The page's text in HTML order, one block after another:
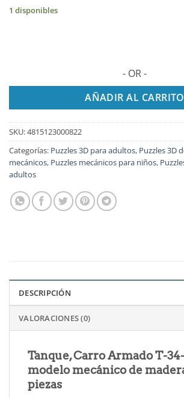
1 disponibles
- OR -
AÑADIR AL CARRITO
SKU:4815123000822
Categorías: Puzzles 3D para adultos, Puzzles 3D
mecánicos, Puzzles mecánicos para niños,
adultos
DESCRIPCIÓN
VALORACIONES (0)
Tanque, Carro Armado T-
modelo mecánico de
piezas